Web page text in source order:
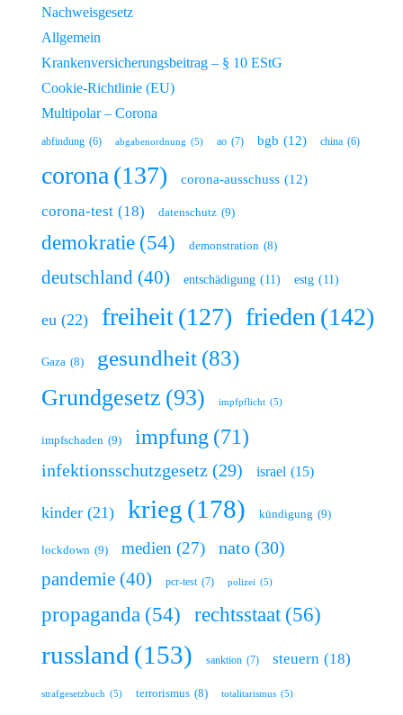
Nachweisgesetz
Allgemein
Krankenversicherungsbeitrag – § 10 EStG
Cookie-Richtlinie (EU)
Multipolar – Corona
abfindung (6) abgabenordnung (5) ao (7) bgb (12) china (6)
corona (137) corona-ausschuss (12)
corona-test (18) datenschutz (9)
demokratie (54) demonstration (8)
deutschland (40) entschädigung (11) estg (11)
eu (22) freiheit(127) frieden (142)
Gaza (8) gesundheit (83)
Grundgesetz (93) impfpflicht (5)
impfschaden (9) impfung (71)
infektionsschutzgesetz (29) israel (15)
kinder (21) krieg (178) kündigung (9)
lockdown (9) medien (27) nato (30)
pandemie (40) pcr-test (7) polizei (5)
propaganda (54) rechtsstaat (56)
russland (153) sanktion (7) steuern (18)
strafgesetzbuch (5) terrorismus (8) totalitarismus (5)